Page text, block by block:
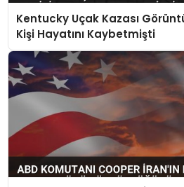
Kentucky Uçak Kazası
Kişi Hayatını Kaybetmişti